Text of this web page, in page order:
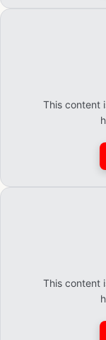
This content
This content